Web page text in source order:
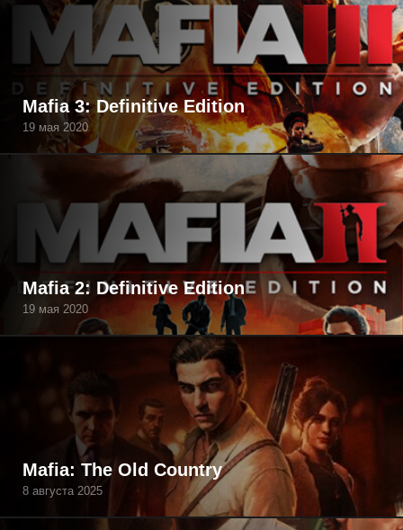
Mafia 3: Definitive Edition
19 мая 2020
Mafia 2: Definitive Edition
19 мая 2020
Mafia: The Old Country
8 августа 2025